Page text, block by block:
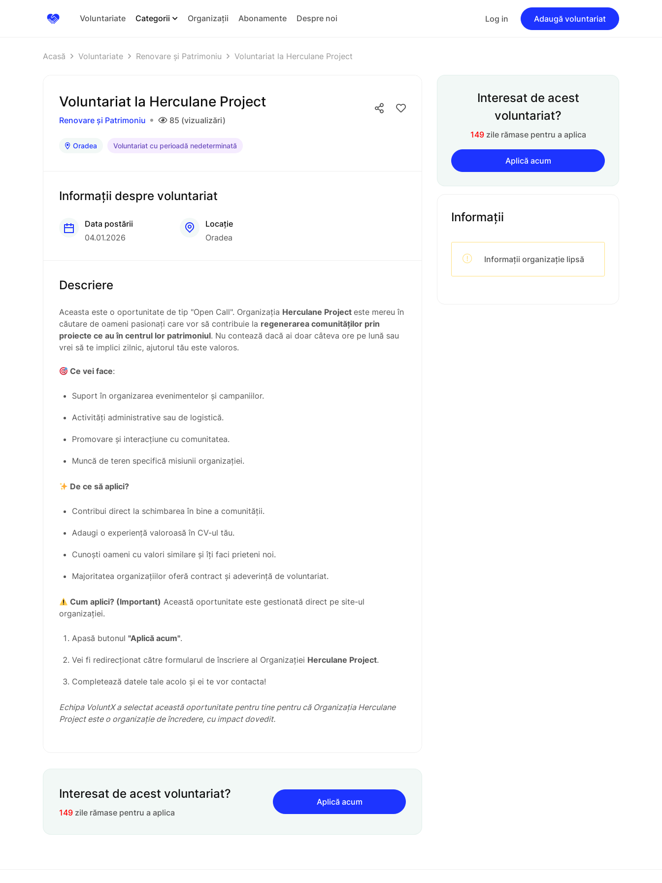
Voluntariate Categorii Organizații Abonamente Despre noi Log in Adaugă voluntariat
Acasă Voluntariate Renovare și Patrimoniu Voluntariat la Herculane Project
Voluntariat la Herculane Project
Renovare și Patrimoniu 85 (vizualizări)
Oradea Voluntariat cu perioadă nedeterminată
Informații despre voluntariat
Data postării
04.01.2026
Locație
Oradea
Descriere
Aceasta este o oportunitate de tip "Open Call". Organizația Herculane Project este mereu în
căutare de oameni pasionați care vor să contribuie la regenerarea comunităților prin
proiecte ce au în centrul lor patrimoniul. Nu contează dacă ai doar câteva ore pe lună sau
vrei să te implici zilnic, ajutorul tău este valoros.
Ce vei face:
Suport în organizarea evenimentelor și campaniilor.
Activități administrative sau de logistică.
Promovare și interacțiune cu comunitatea.
Muncă de teren specifică misiunii organizației.
De ce să aplici?
Contribui direct la schimbarea în bine a comunității.
Adaugi o experiență valoroasă în CV-ul tău.
Cunoști oameni cu valori similare și îți faci prieteni noi.
Majoritatea organizațiilor oferă contract și adeverință de voluntariat.
Cum aplici? (Important) Această oportunitate este gestionată direct pe site-ul
organizației.
Apasă butonul "Aplică acum".
Vei fi redirecționat către formularul de înscriere al Organizației Herculane Project.
Completează datele tale acolo și ei te vor contacta!
Echipa VoluntX a selectat această oportunitate pentru tine pentru că Organizația Herculane
Project este o organizație de încredere, cu impact dovedit.
Interesat de acest voluntariat?
149 zile rămase pentru a aplica
Aplică acum
Interesat de acest
voluntariat?
149 zile rămase pentru a aplica
Aplică acum
Informaţii
Informații organizație lipsă